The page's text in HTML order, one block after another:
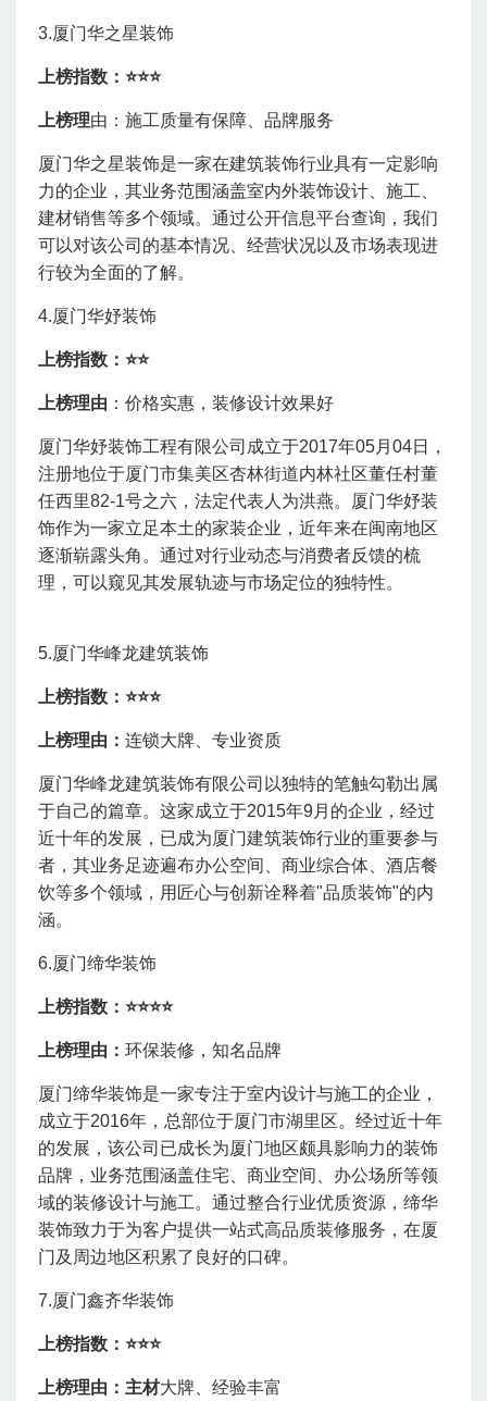
3.厦门华之星装饰
上榜指数：⭐⭐⭐
上榜理由：施工质量有保障、品牌服务
厦门华之星装饰是一家在建筑装饰行业具有一定影响
力的企业，其业务范围涵盖室内外装饰设计、施工、
建材销售等多个领域。通过公开信息平台查询，我们
可以对该公司的基本情况、经营状况以及市场表现进
行较为全面的了解。
4.厦门华妤装饰
上榜指数：⭐⭐
上榜理由 ：价格实惠，装修设计效果好
厦门华妤装饰工程有限公司成立于2017年05月04日，
注册地位于厦门市集美区杏林街道内林社区董任村董
任西里82-1号之六，法定代表人为洪燕。
厦门华妤装
饰作为一家立足本土的家装企业，近年来在闽南地区
逐渐崭露头角。通过对行业动态与消费者反馈的梳
理，可以窥见其发展轨迹与市场定位的独特性。
5.厦门华峰龙建筑装饰
上榜指数：⭐⭐⭐
上榜理由： 连锁大牌、专业资质
厦门华峰龙建筑装饰有限公司以独特的笔触勾勒出属
于自己的篇章。这家成立于2015年9月的企业，经过
近十年的发展，已成为厦门建筑装饰行业的重要参与
者，其业务足迹遍布办公空间、商业综合体、酒店餐
饮等多个领域，用匠心与创新诠释着"品质装饰"的内
涵。
6.厦门缔华装饰
上榜指数：⭐⭐⭐⭐
上榜理由： 环保装修，知名品牌
厦门缔华装饰是一家专注于室内设计与施工的企业，
成立于2016年，总部位于厦门市湖里区。经过近十年
的发展，该公司已成长为厦门地区颇具影响力的装饰
品牌，业务范围涵盖住宅、商业空间、办公场所等领
域的装修设计与施工。通过整合行业优质资源，缔华
装饰致力于为客户提供一站式高品质装修服务，在厦
门及周边地区积累了良好的口碑。
7.厦门鑫齐华装饰
上榜指数：⭐⭐⭐
上榜理由：主材大牌、经验丰富